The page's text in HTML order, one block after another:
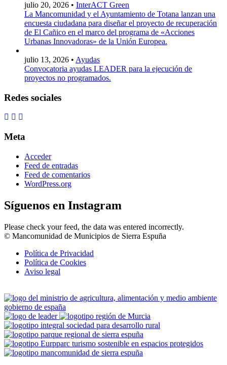
julio 20, 2026 • InterACT Green
La Mancomunidad y el Ayuntamiento de Totana lanzan una
encuesta ciudadana para diseñar el proyecto de recuperación
de El Cañico en el marco del programa de «Acciones
Urbanas Innovadoras» de la Unión Europea.
julio 13, 2026 • Ayudas
Convocatoria ayudas LEADER para la ejecución de
proyectos no programados.
Redes sociales
Meta
Acceder
Feed de entradas
Feed de comentarios
WordPress.org
Síguenos en Instagram
Please check your feed, the data was entered incorrectly.
© Mancomunidad de Municipios de Sierra Espuña
Política de Privacidad
Política de Cookies
Aviso legal